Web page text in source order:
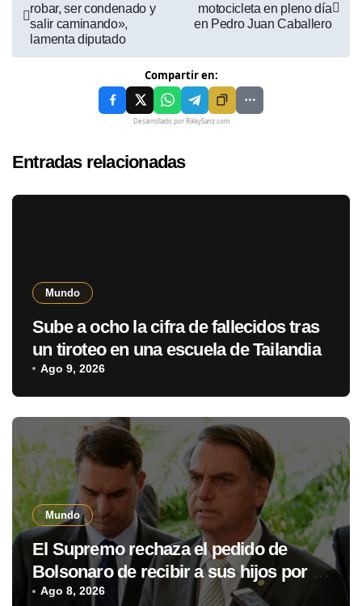
robar, ser condenado y
salir caminando»,
lamenta diputado
motocicleta en pleno día
en Pedro Juan Caballero
Compartir en:
Desarrollado por RikkySanz.com
Entradas relacionadas
Mundo
Sube a ocho la cifra de fallecidos tras
un tiroteo en una escuela de Tailandia
Ago 9, 2026
Mundo
El Supremo rechaza el pedido de
Bolsonaro de recibir a sus hijos por el
Día del Padre
Ago 8, 2026